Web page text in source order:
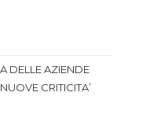
DELLE AZIENDE
CRITICITA’